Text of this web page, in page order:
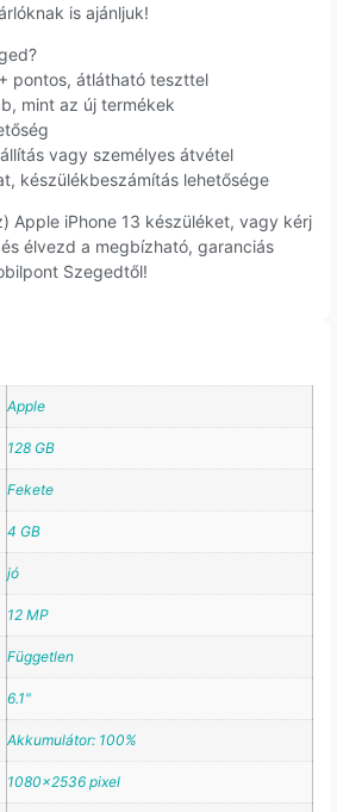
is ajánljuk!
pontos, átlátható teszttel
mint az új termékek
vagy személyes átvétel
készülékbeszámítás lehetősége
Apple iPhone 13 készüléket, vagy kérj
élvezd a megbízható, garanciás
Szegedtől!
Apple
128 GB
Fekete
4 GB
jó
12 MP
Független
6.1"
Akkumulátor: 100%
1080×2536 pixel